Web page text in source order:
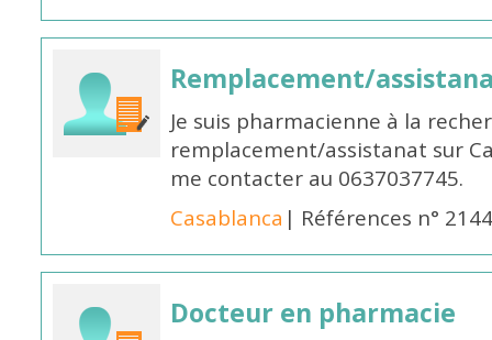
Remplacement/
Je suis pharmacienne à la
remplacement/assistanat sur
me contacter au 0637037745.
Casablanca | Références n°
Docteur en pharmacie